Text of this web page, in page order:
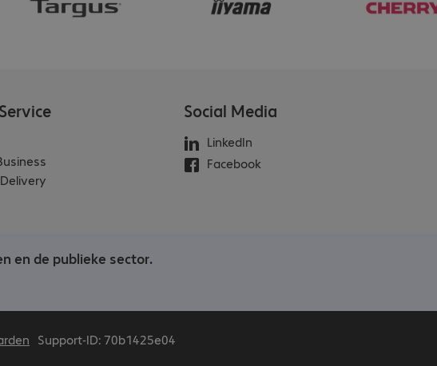
Social Media
LinkedIn
Facebook
en de publieke sector.
Support-ID: 70b1425e04